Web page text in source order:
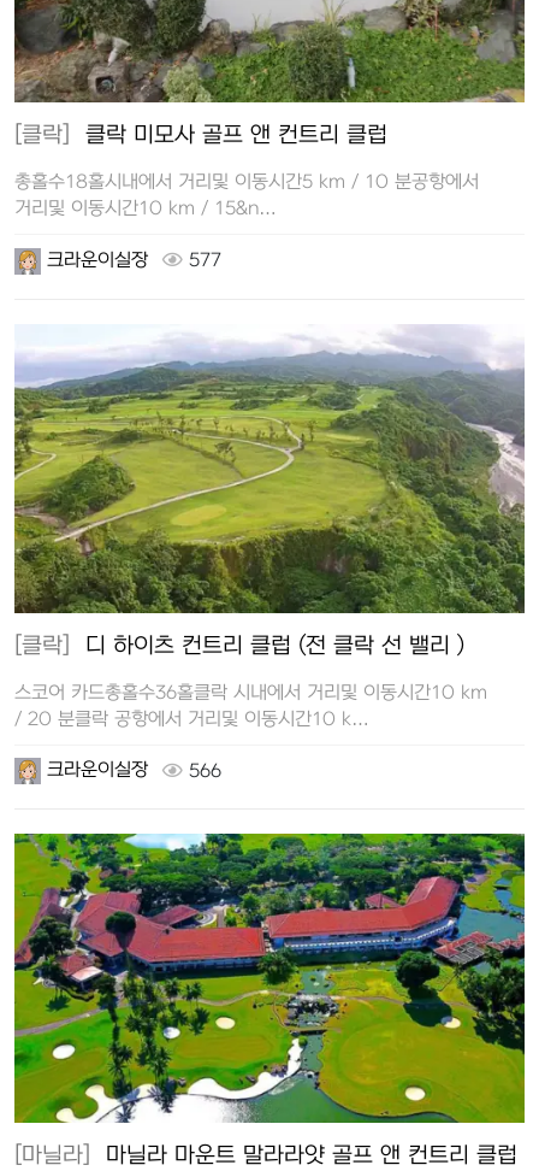
[클락] 클락 미모사 골프 앤 컨트리 클럽
총홀수18홀시내에서 거리및 이동시간5 km / 10 분공항에서
거리및 이동시간10 km / 15&n…
크라운이실장 577
[클락] 디 하이츠 컨트리 클럽 (전 클락 선 밸리 )
스코어 카드총홀수36홀클락 시내에서 거리및 이동시간10 km
/ 20 분클락 공항에서 거리및 이동시간10 k…
크라운이실장 566
[마닐라] 마닐라 마운트 말라라얏 골프 앤 컨트리 클럽